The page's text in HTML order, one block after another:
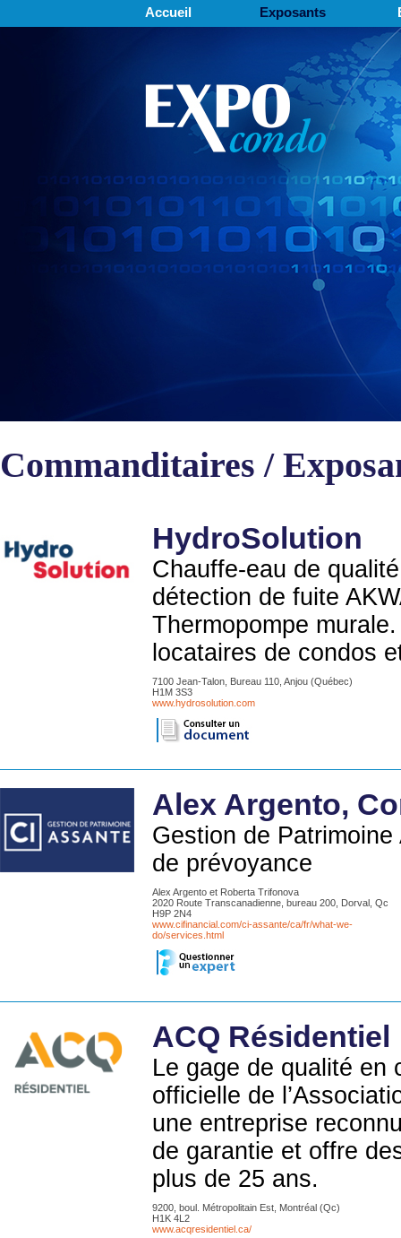
Accueil Exposants
Commanditaires /
HydroSolution
Chauffe-eau de
détection de fuite
Thermopompe
locataires de condos
7100 Jean-Talon, Bureau 110, Anjou (Québec)
H1M 3S3
www.hydrosolution.com
Alex Argento,
Gestion de
de prévoyance
Alex Argento et Roberta Trifonova
2020 Route Transcanadienne, bureau 200, Dorval, Qc
H9P 2N4
www.cifinancial.com/ci-assante/ca/fr/what-we-
do/services.html
ACQ Résidentiel
Le gage de qualité en
officielle de
une entreprise
de garantie et offre
plus de 25 ans.
9200, boul. Métropolitain Est, Montréal (Qc)
H1K 4L2
www.acqresidentiel.ca/